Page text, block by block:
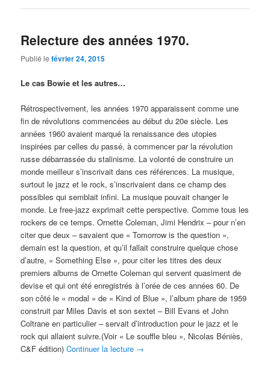
Relecture des années 1970.
Publié lefévrier 24, 2015
Le cas Bowie et les autres…
Rétrospectivement, les années 1970 apparaissent comme une
fin de révolutions commencées au début du 20e siècle. Les
années 1960 avaient marqué la renaissance des utopies
inspirées par celles du passé, à commencer par la révolution
russe débarrassée du stalinisme. La volonté de construire un
monde meilleur s’inscrivait dans ces références. La musique,
surtout le jazz et le rock, s’inscrivaient dans ce champ des
possibles qui semblait infini. La musique pouvait changer le
monde. Le free-jazz exprimait cette perspective. Comme tous les
rockers de ce temps. Ornette Coleman, Jimi Hendrix – pour n’en
citer que deux – savaient que « Tomorrow is the question »,
demain est la question, et qu’il fallait construire quelque chose
d’autre, « Something Else », pour citer les titres des deux
premiers albums de Ornette Coleman qui servent quasiment de
devise et qui ont été enregistrés à l’orée de ces années 60. De
son côté le « modal » de « Kind of Blue », l’album phare de 1959
construit par Miles Davis et son sextet – Bill Evans et John
Coltrane en particulier – servait d’introduction pour le jazz et le
rock qui allaient suivre.(Voir « Le souffle bleu », Nicolas Béniès,
C&F édition)Continuer la lecture →